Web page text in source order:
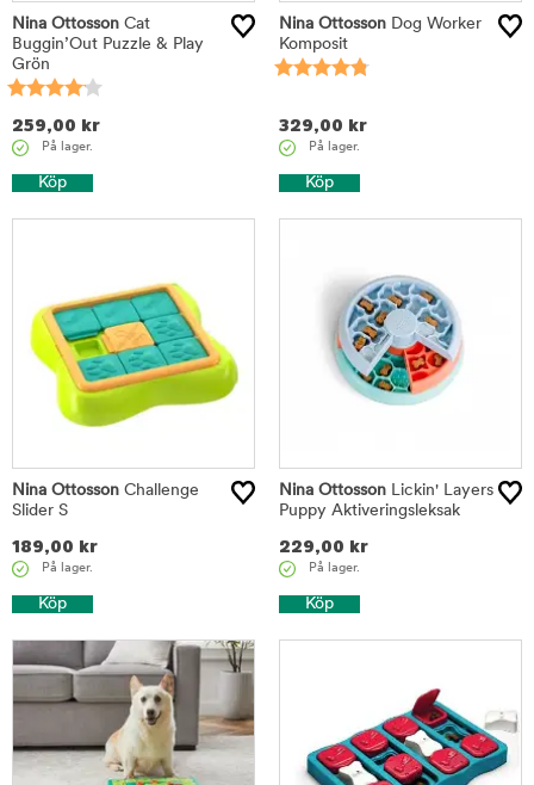
Nina Ottosson Cat
Buggin’Out Puzzle & Play
Grön
259,00 kr
På lager.
Köp
Nina Ottosson Dog Worker
Komposit
329,00 kr
På lager.
Köp
Nina Ottosson Challenge
Slider S
189,00 kr
På lager.
Köp
Nina Ottosson Lickin' Layers
Puppy Aktiveringsleksak
229,00 kr
På lager.
Köp